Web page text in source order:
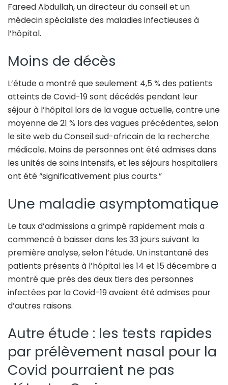
Fareed Abdullah, un directeur du conseil et un
médecin spécialiste des maladies infectieuses à
l’hôpital.
Moins de décès
L’étude a montré que seulement 4,5 % des patients
atteints de Covid-19 sont décédés pendant leur
séjour à l’hôpital lors de la vague actuelle, contre une
moyenne de 21 % lors des vagues précédentes, selon
le site web du Conseil sud-africain de la recherche
médicale. Moins de personnes ont été admises dans
les unités de soins intensifs, et les séjours hospitaliers
ont été “significativement plus courts.”
Une maladie asymptomatique
Le taux d’admissions a grimpé rapidement mais a
commencé à baisser dans les 33 jours suivant la
première analyse, selon l’étude. Un instantané des
patients présents à l’hôpital les 14 et 15 décembre a
montré que près des deux tiers des personnes
infectées par la Covid-19 avaient été admises pour
d’autres raisons.
Autre étude : les tests rapides
par prélèvement nasal pour la
Covid pourraient ne pas